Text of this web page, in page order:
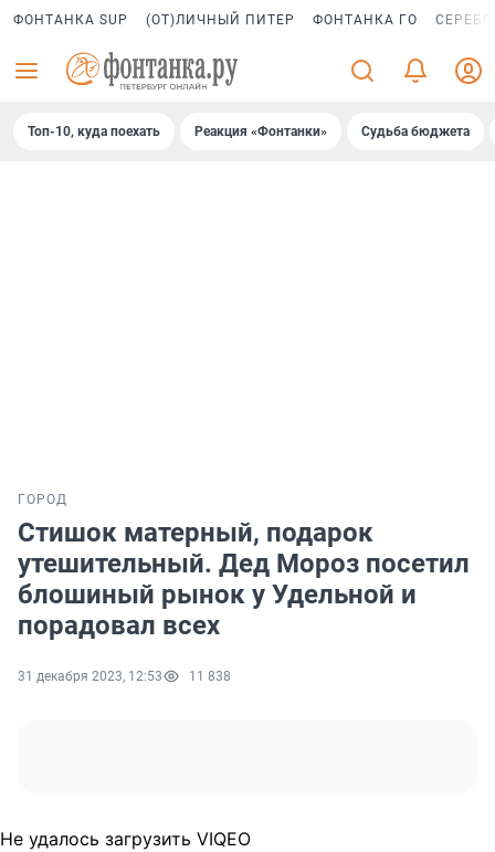
ФОНТАНКА SUP (ОТ)ЛИЧНЫЙ ПИТЕР ФОНТАНКА ГО
Топ-10, куда поехать Реакция «Фонтанки» Судьба бюджета
ГОРОД
Стишок матерный, подарок
утешительный. Дед Мороз посетил
блошиный рынок у Удельной и
порадовал всех
31 декабря 2023, 12:53 11 838
Не удалось загрузить VIQEO